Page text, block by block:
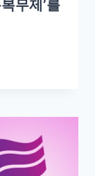
무제’를